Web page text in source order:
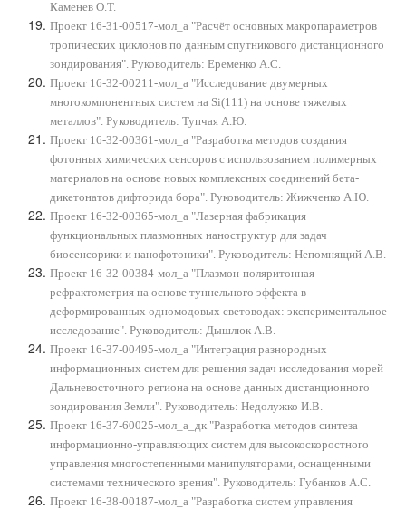
Каменев О.Т.
Проект 16-31-00517-мол_а "Расчёт основных макропараметров
тропических циклонов по данным спутникового дистанционного
зондирования". Руководитель: Еременко А.С.
Проект 16-32-00211-мол_а "Исследование двумерных
многокомпонентных систем на Si(111) на основе тяжелых
металлов". Руководитель: Тупчая А.Ю.
Проект 16-32-00361-мол_а "Разработка методов создания
фотонных химических сенсоров с использованием полимерных
материалов на основе новых комплексных соединений бета-
дикетонатов дифторида бора". Руководитель: Жижченко А.Ю.
Проект 16-32-00365-мол_а "Лазерная фабрикация
функциональных плазмонных наноструктур для задач
биосенсорики и нанофотоники". Руководитель: Непомнящий А.В.
Проект 16-32-00384-мол_а "Плазмон-поляритонная
рефрактометрия на основе туннельного эффекта в
деформированных одномодовых световодах: экспериментальное
исследование". Руководитель: Дышлюк А.В.
Проект 16-37-00495-мол_а "Интеграция разнородных
информационных систем для решения задач исследования морей
Дальневосточного региона на основе данных дистанционного
зондирования Земли". Руководитель: Недолужко И.В.
Проект 16-37-60025-мол_а_дк "Разработка методов синтеза
информационно-управляющих систем для высокоскоростного
управления многостепенными манипуляторами, оснащенными
системами технического зрения". Руководитель: Губанков А.С.
Проект 16-38-00187-мол_а "Разработка систем управления